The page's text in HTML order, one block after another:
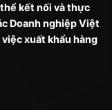
kết nối và thực
Doanh nghiệp Việt
xuất khẩu hàng